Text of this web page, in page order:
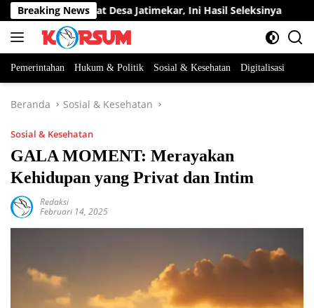
Langsung
ke
konten
Breaking News
Perangkat Desa Jatimekar, Ini Hasil Seleksinya
Pemerintahan Hukum & Politik Sosial & Kesehatan Digitalisasi
Beranda Sosial & Kesehatan
Sosial & Kesehatan
GALA MOMENT: Merayakan
Kehidupan yang Privat dan Intim
Redaksi
Februari 14, 2025